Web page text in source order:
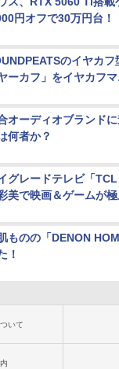
円オフで30万円台！
のイヤカ
ーカフ」をイヤカフ
オーディオブランド
何者か？
グレードテレビ「
美で映画＆ゲームが
ものの「DENON
！
いて